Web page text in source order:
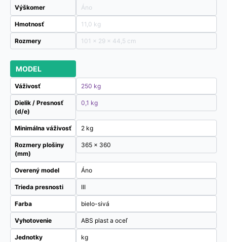
Výškomer Áno
Hmotnosť 11,0 kg
Rozmery 101 × 29 × 44,5 cm
MODEL
Váživosť 250 kg
Dielik / Presnosť
(d/e)
0,1 kg
Minimálna váživosť 2 kg
Rozmery plošiny
(mm)
365 x 360
Overený model Áno
Trieda presnosti III
Farba bielo-sivá
Vyhotovenie ABS plast a oceľ
Jednotky kg